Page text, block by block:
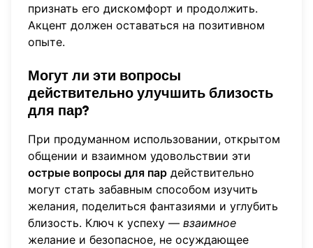
признать его дискомфорт и продолжить.
Акцент должен оставаться на позитивном
опыте.
Могут ли эти вопросы
действительно улучшить близость
для пар?
При продуманном использовании, открытом
общении и взаимном удовольствии эти
острые вопросы для пар действительно
могут стать забавным способом изучить
желания, поделиться фантазиями и углубить
близость. Ключ к успеху — взаимное
желание и безопасное, не осуждающее